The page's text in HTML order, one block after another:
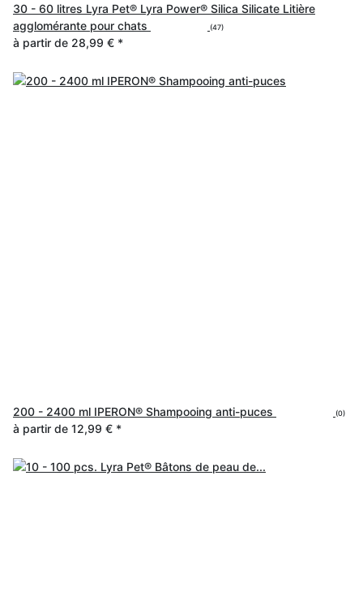
30 - 60 litres Lyra Pet® Lyra Power® Silica Silicate Litière
agglomérante pour chats
(47)
à partir de 28,99 € *
200 - 2400 ml IPERON® Shampooing anti-puces (0)
à partir de 12,99 € *